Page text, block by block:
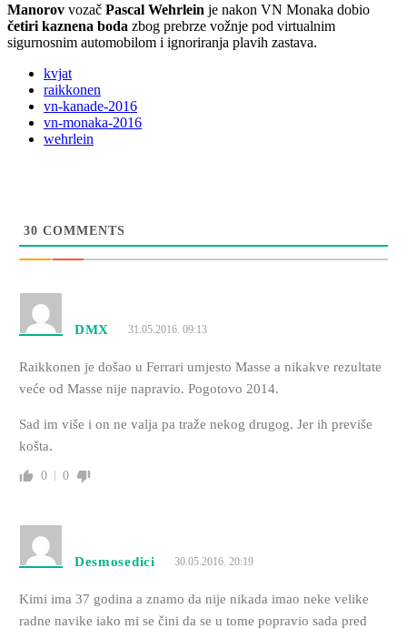
Manorov vozač Pascal Wehrlein je nakon VN Monaka dobio
četiri kaznena boda zbog prebrze vožnje pod virtualnim
sigurnosnim automobilom i ignoriranja plavih zastava.
kvjat
raikkonen
vn-kanade-2016
vn-monaka-2016
wehrlein
30 COMMENTS
DMX 31.05.2016. 09:13
Raikkonen je došao u Ferrari umjesto Masse a nikakve rezultate
veće od Masse nije napravio. Pogotovo 2014.
Sad im više i on ne valja pa traže nekog drugog. Jer ih previše
košta.
0 0
Desmosedici 30.05.2016. 20:19
Kimi ima 37 godina a znamo da nije nikada imao neke velike
radne navike iako mi se čini da se u tome popravio sada pred